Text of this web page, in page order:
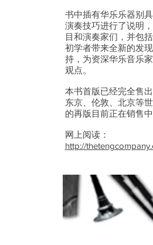
书中插有华乐乐器别
演奏技巧进行了说明
目和演奏家们，并包
初学者带来全新的发
持，为资深华乐音乐
观点。
本书首版已经完全售
东京、伦敦、北京等
的再版目前正在销售中
网上阅读：
http://